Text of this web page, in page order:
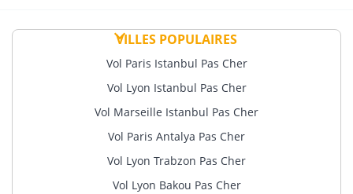
VILLES POPULAIRES
Vol Paris Istanbul Pas Cher
Vol Lyon Istanbul Pas Cher
Vol Marseille Istanbul Pas Cher
Vol Paris Antalya Pas Cher
Vol Lyon Trabzon Pas Cher
Vol Lyon Bakou Pas Cher